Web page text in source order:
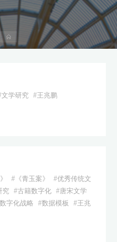
页
文学研究 #王兆鹏
#《青玉案》 #优秀传统文
究 #古籍数字化 #唐宋文学
字化战略 #数据模板 #王兆